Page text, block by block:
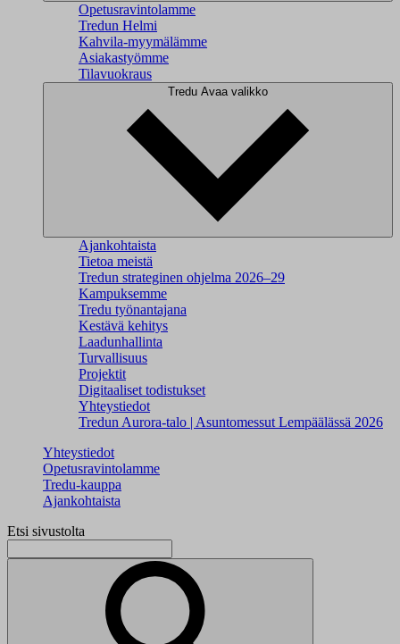
Opetusravintolamme
Tredun Helmi
Kahvila-myymälämme
Asiakastyömme
Tilavuokraus
Tredu Avaa valikko
Ajankohtaista
Tietoa meistä
Tredun strateginen ohjelma 2026–29
Kampuksemme
Tredu työnantajana
Kestävä kehitys
Laadunhallinta
Turvallisuus
Projektit
Digitaaliset todistukset
Yhteystiedot
Tredun Aurora-talo | Asuntomessut Lempäälässä 2026
Yhteystiedot
Opetusravintolamme
Tredu-kauppa
Ajankohtaista
Etsi sivustolta